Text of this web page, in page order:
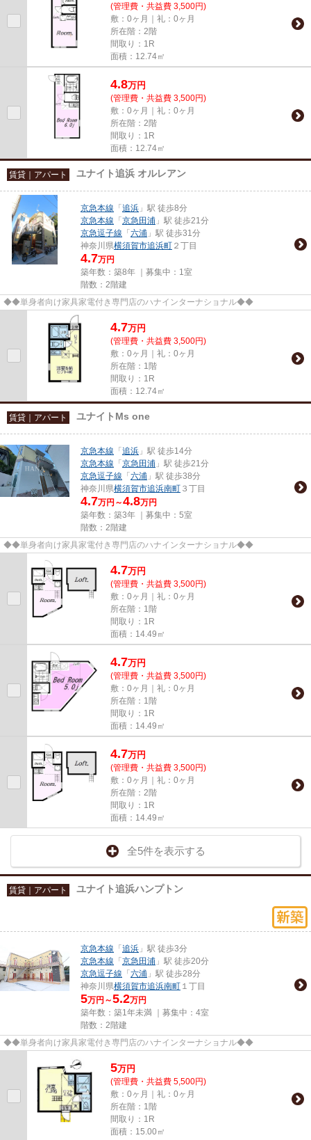
(管理費・共益費 3,500円)
敷：0ヶ月｜礼：0ヶ月
所在階：2階
間取り：1R
面積：12.74㎡
4.8万円
(管理費・共益費 3,500円)
敷：0ヶ月｜礼：0ヶ月
所在階：2階
間取り：1R
面積：12.74㎡
賃貸｜アパート ユナイト追浜 オルレアン
京急本線 「 追浜 」駅 徒歩8分
京急本線 「 京急田浦 」駅 徒歩21分
京急逗子線 「 六浦 」駅 徒歩31分
神奈川県横須賀市追浜町 ２丁目
4.7万円
築年数：築8年 ｜募集中： 1室
階数：2階建
◆◆単身者向け家具家電付き専門店のハナインターナショナル◆◆
4.7万円
(管理費・共益費 3,500円)
敷：0ヶ月｜礼：0ヶ月
所在階：1階
間取り：1R
面積：12.74㎡
賃貸｜アパート ユナイトMs one
京急本線 「 追浜 」駅 徒歩14分
京急本線 「 京急田浦 」駅 徒歩21分
京急逗子線 「 六浦 」駅 徒歩38分
神奈川県横須賀市追浜南町 ３丁目
4.7万円～4.8万円
築年数：築3年 ｜募集中： 5室
階数：2階建
◆◆単身者向け家具家電付き専門店のハナインターナショナル◆◆
4.7万円
(管理費・共益費 3,500円)
敷：0ヶ月｜礼：0ヶ月
所在階：1階
間取り：1R
面積：14.49㎡
4.7万円
(管理費・共益費 3,500円)
敷：0ヶ月｜礼：0ヶ月
所在階：1階
間取り：1R
面積：14.49㎡
4.7万円
(管理費・共益費 3,500円)
敷：0ヶ月｜礼：0ヶ月
所在階：2階
間取り：1R
面積：14.49㎡
全5件を表示する
賃貸｜アパート ユナイト追浜ハンプトン
京急本線 「 追浜 」駅 徒歩3分
京急本線 「 京急田浦 」駅 徒歩20分
京急逗子線 「 六浦 」駅 徒歩28分
神奈川県横須賀市追浜南町 １丁目
5万円～5.2万円
築年数：築1年未満 ｜募集中： 4室
階数：2階建
◆◆単身者向け家具家電付き専門店のハナインターナショナル◆◆
5万円
(管理費・共益費 5,500円)
敷：0ヶ月｜礼：0ヶ月
所在階：1階
間取り：1R
面積：15.00㎡